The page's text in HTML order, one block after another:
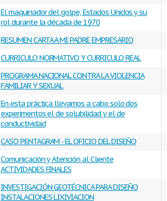
El maquinador del golpe, Estados Unidos y su
rol durante la década de 1970
RESUMEN CARTA A MI PADRE EMPRESARIO
CURRICULO NORMATIVO Y CURRICULO REAL
PROGRAMA NACIONAL CONTRA LA VIOLENCIA
FAMILIAR Y SEXUAL
En esta práctica llevamos a cabo solo dos
experimentos el de solubilidad y el de
conductividad
CASO PENTAGRAM - EL OFICIO DEL DISEÑO
Comunicación y Atención al Cliente
ACTIVIDADES FINALES
INVESTIGACIÓN GEOTÉCNICA PARA DISEÑO
INSTALACIONES LIXIVIACION